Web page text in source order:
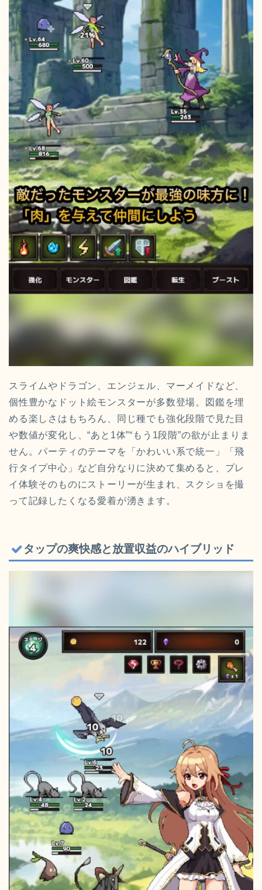
スライムやドラゴン、エンジェル、マーメイドなど、
個性豊かなドット絵モンスターが多数登場。図鑑を埋
める楽しさはもちろん、同じ種でも強化段階で見た目
や数値が変化し、“あと1体”“もう1段階”の欲が止まりま
せん。パーティのテーマを「かわいい系で統一」「飛
行タイプ中心」など自分なりに決めて集めると、プレ
イ体験そのものにストーリーが生まれ、スクショを撮
って記録したくなる愛着が湧きます。
タップの爽快感と放置収益のハイブリッド